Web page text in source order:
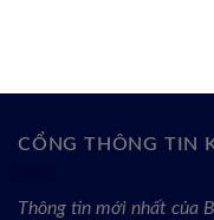
CỔNG THÔNG TIN
Thông tin mới nhất của